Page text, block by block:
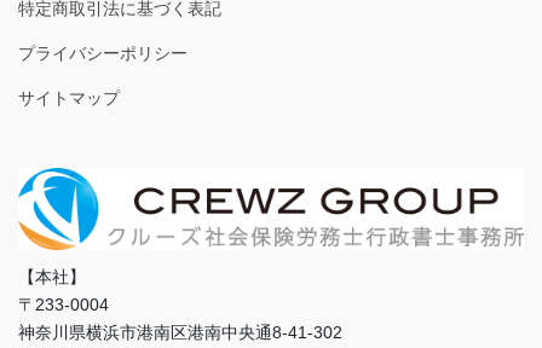
特定商取引法に基づく表記
プライバシーポリシー
サイトマップ
【本社】
〒233-0004
神奈川県横浜市港南区港南中央通8-41-302